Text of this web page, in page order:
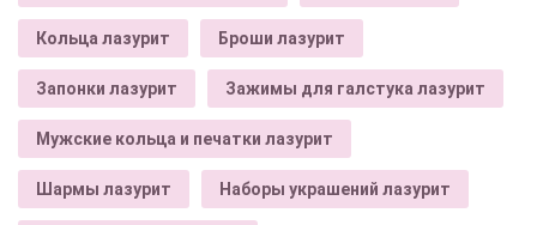
Кольца лазурит Броши лазурит
Запонки лазурит Зажимы для галстука лазурит
Мужские кольца и печатки лазурит
Шармы лазурит Наборы украшений лазурит